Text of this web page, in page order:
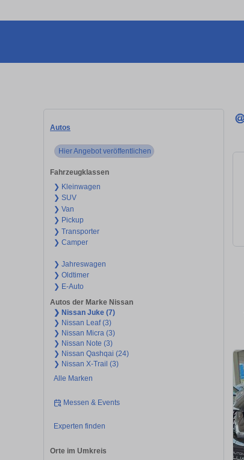
Autos
Hier Angebot veröffentlichen
Fahrzeugklassen
❯ Kleinwagen
❯ SUV
❯ Van
❯ Pickup
❯ Transporter
❯ Camper
❯ Jahreswagen
❯ Oldtimer
❯ E-Auto
Autos der Marke Nissan
❯ Nissan Juke (7)
❯ Nissan Leaf (3)
❯ Nissan Micra (3)
❯ Nissan Note (3)
❯ Nissan Qashqai (24)
❯ Nissan X-Trail (3)
Alle Marken
Messen & Events
Experten finden
Orte im Umkreis